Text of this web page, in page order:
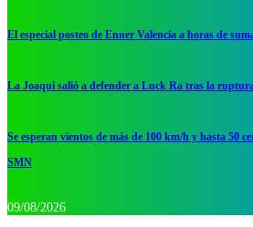
El especial posteo de Enner Valencia a horas de
La Joaqui salió a defender a Luck Ra tras la
Se esperan vientos de más de 100 km/h y hasta 50
SMN
09/08/2026